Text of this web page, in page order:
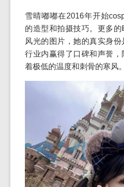
雪晴嘟嘟在2016年开始
的造型和拍摄技巧。更多
风光的图片，她的真实身
行业内赢得了口碑和声誉
着极低的温度和刺骨的寒风。